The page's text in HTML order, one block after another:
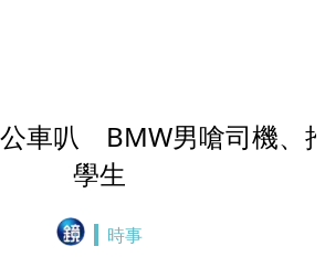
車叭 BMW男嗆司機、
學生
時事